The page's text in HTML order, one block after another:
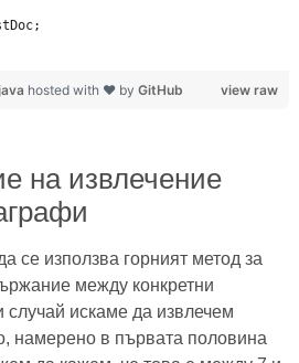
view raw
hosted with ❤ by GitHub
на извлечение
се използва горният метод за
между конкретни
случай искаме да извлечем
намерено в първата половина